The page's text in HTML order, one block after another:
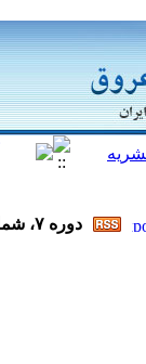
دوره ۷، شماره ۱ - ( ۳-۱۳۹۷ )